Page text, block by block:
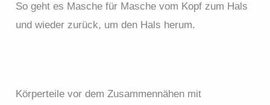
So geht es Masche für Masche vom Kopf zum Hals
und wieder zurück, um den Hals herum.
Körperteile vor dem Zusammennähen mit